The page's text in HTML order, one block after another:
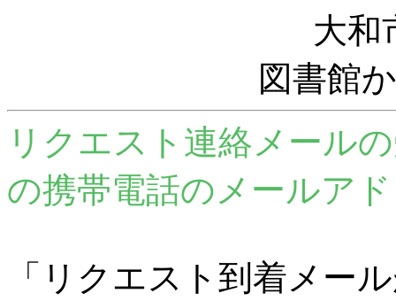
大和
図書館
リクエスト連絡メール
の携帯電話のメールア
「リクエスト到着メー